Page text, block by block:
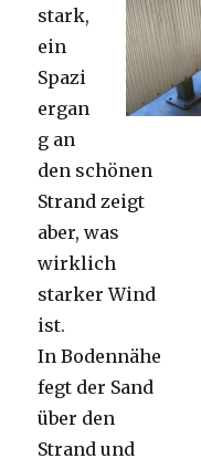
stark,
ein
Spazi
ergan
g an
den schönen
Strand zeigt
aber, was
wirklich
starker Wind
ist.
In Bodennähe
fegt der Sand
über den
Strand und